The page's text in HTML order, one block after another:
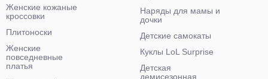
Женские кожаные
кроссовки
Плитоноски
Женские
повседневные
платья
Наряды для мамы и
дочки
Детские самокаты
Куклы LoL Surprise
Детская
демисезонная